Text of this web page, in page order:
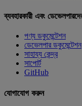
ব্যবহারকারী এবং
পণ্য ডকুমেন্টেশন
ডেভেলপার ডকুমেন্টেশন
সাহায্য কেন্দ্র
সাপোর্ট
GitHub
যোগাযোগ করুন